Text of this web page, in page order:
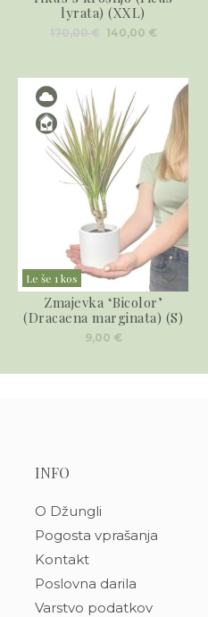
lyrata) (XXL)
Izvirna
cena
170,00 €.
140,00 €Trenutna
Le še 1 kos
Zmajevka ‘Bicolor’
(Dracaena marginata) (S)
9,00 €
INFO
O Džungli
Pogosta vprašanja
Kontakt
Poslovna darila
Varstvo podatkov